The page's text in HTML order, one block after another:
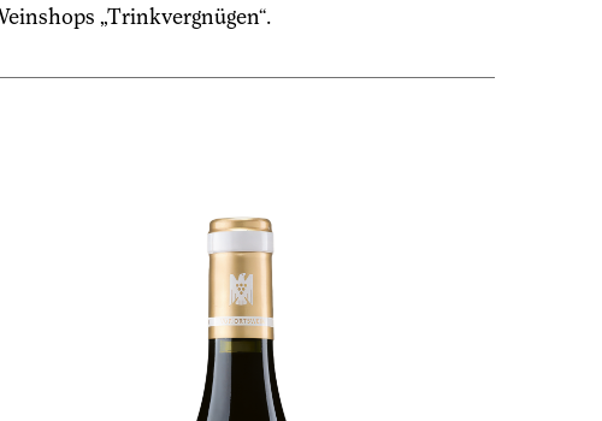
„Trinkvergnügen“.